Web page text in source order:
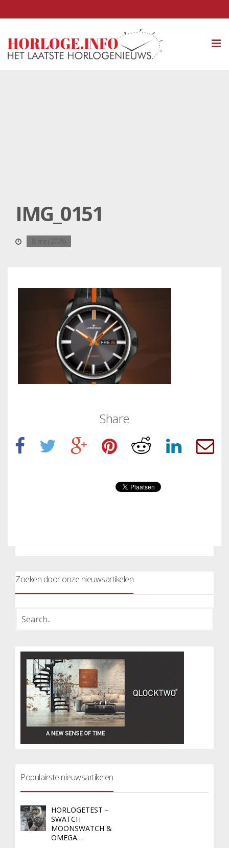
IMG_0151
8 mei 2026
Share
Zoeken door onze nieuwsartikelen
Populairste nieuwsartikelen
HORLOGETEST –
SWATCH
MOONSWATCH &
OMEGA…